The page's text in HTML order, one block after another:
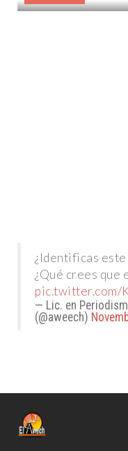
¿Identificas este
¿Qué crees que
pic.twitter.com/
— Lic. en
(@aweech)